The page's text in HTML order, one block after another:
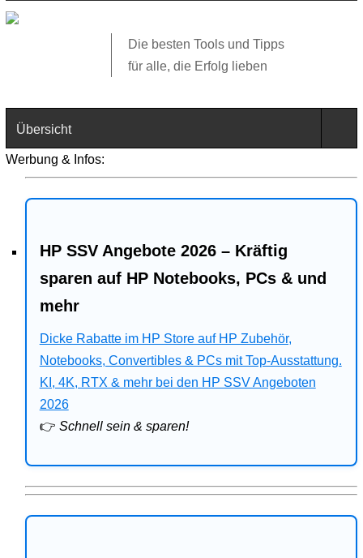
Die besten Tools und Tipps
für alle, die Erfolg lieben
Übersicht
Web
Business
Angebote
Bitdefender
Ratgeber
Werbung & Infos:
HP SSV Angebote 2026 – Kräftig
sparen auf HP Notebooks, PCs & und
mehr
Dicke Rabatte im HP Store auf HP Zubehör,
Notebooks, Convertibles & PCs mit Top-Ausstattung.
KI, 4K, RTX & mehr bei den HP SSV Angeboten
2026
👉 Schnell sein & sparen!